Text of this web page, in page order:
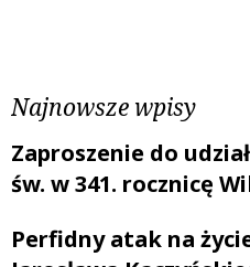
Najnowsze wpisy
Zaproszenie do
św. w 341. rocznicę
Perfidny atak na